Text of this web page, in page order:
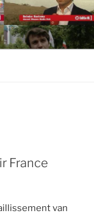
France
van